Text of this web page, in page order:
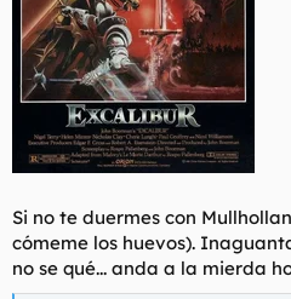
Si no te duermes con
cómeme los huevos).
no se qué... anda a la mierda